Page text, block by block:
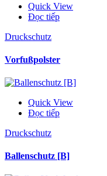
Quick View
Đọc tiếp
Druckschutz
Vorfußpolster
Quick View
Đọc tiếp
Druckschutz
Ballenschutz [B]